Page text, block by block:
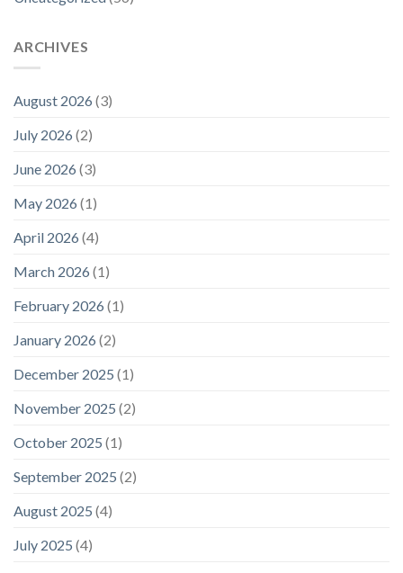
ARCHIVES
August 2026 (3)
July 2026 (2)
June 2026 (3)
May 2026 (1)
April 2026 (4)
March 2026 (1)
February 2026 (1)
January 2026 (2)
December 2025 (1)
November 2025 (2)
October 2025 (1)
September 2025 (2)
August 2025 (4)
July 2025 (4)